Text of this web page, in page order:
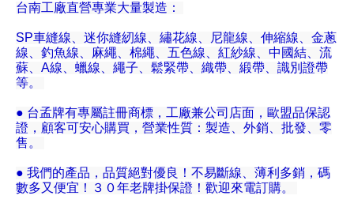
台南工廠直營專業大量製造：
SP車縫線、迷你縫紉線、繡花線、尼龍線、伸縮線、金蔥
線、釣魚線、麻繩、棉繩、五色線、紅紗線、中國結、流
蘇、A線、蠟線、繩子、鬆緊帶、織帶、緞帶、識別證帶
等。
● 台孟牌有專屬註冊商標，工廠兼公司店面，歐盟品保認
證，顧客可安心購買，營業性質：製造、外銷、批發、零
售。
● 我們的產品，品質絕對優良！不易斷線、薄利多銷，碼
數多又便宜！３０年老牌掛保證！歡迎來電訂購。